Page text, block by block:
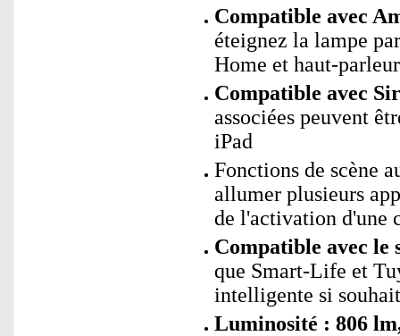
Compatible avec
éteignez la lampe
Home et haut-
Compatible avec
associées peuvent
iPad
Fonctions de scène
allumer plusieurs
de l'activation d'une
Compatible avec le
que Smart-Life et
intelligente si
Luminosité : 806